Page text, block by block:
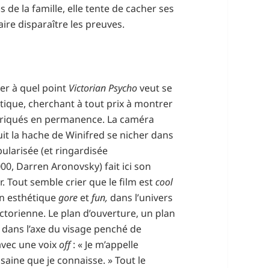
de la famille, elle tente de cacher ses
disparaître les preuves.
à quel point Victorian Psychoveut se
cherchant à tout prix à montrer
en permanence. La caméra
la hache de Winifred se nicher dans
(et ringardisée
Darren Aronovsky) fait ici son
Tout semble crier que le film estcool
esthétiquegore etfun, dans l’univers
Le plan d’ouverture, un plan
l’axe du visage penché de
une voixoff: « Je m’appelle
que je connaisse. » Tout le